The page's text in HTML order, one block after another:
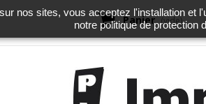
Panier (vide)
nos sites, vous acceptez l'installation
notre politique de protection